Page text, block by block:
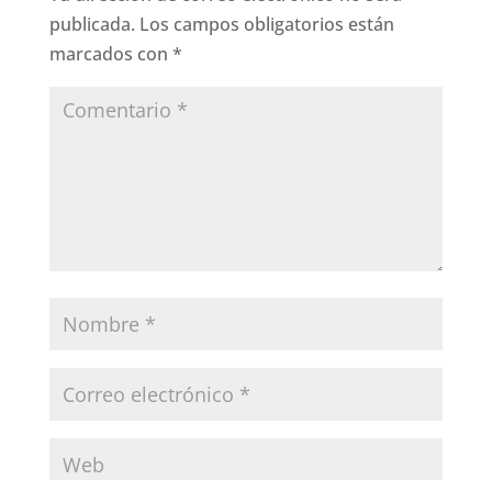
publicada. Los campos obligatorios están
marcados con *